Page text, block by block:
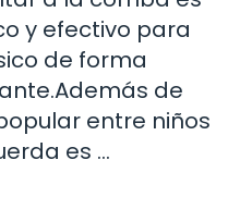
y efectivo para
de forma
de
entre niños
es …